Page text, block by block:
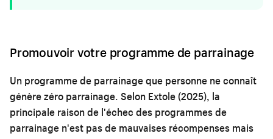
Promouvoir votre programme de parrainage
Un programme de parrainage que personne ne connaît
génère zéro parrainage. Selon Extole (2025), la
principale raison de l'échec des programmes de
parrainage n'est pas de mauvaises récompenses mais